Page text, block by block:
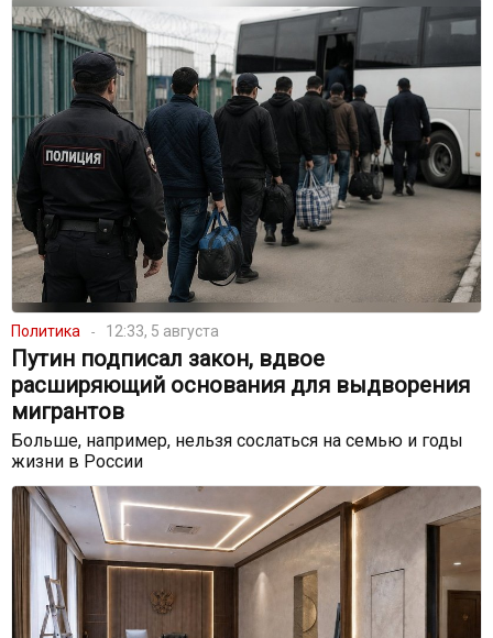
Политика 12:33, 5 августа
Путин подписал закон, вдвое
расширяющий основания для выдворения
мигрантов
Больше, например, нельзя сослаться на семью и годы
жизни в России